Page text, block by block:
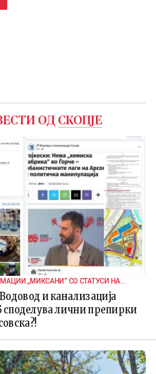
ОД СКОПЈЕ
„МИКСАНИ“ СО СТАТУСИ НА
и канализација
споделува лични препирки